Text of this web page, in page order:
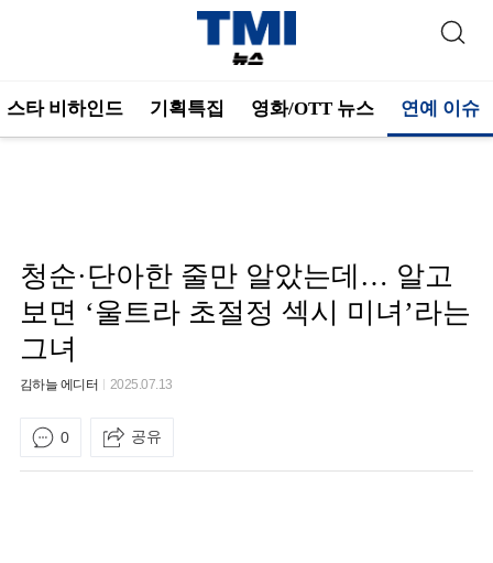
스타 비하인드 기획특집 영화/OTT 뉴스 연예 이슈
청순·단아한 줄만 알았는데… 알고
보면 ‘울트라 초절정 섹시 미녀’라는
그녀
김하늘 에디터 2025.07.13
0 공유